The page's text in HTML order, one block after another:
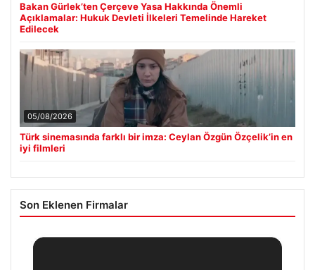
Bakan Gürlek’ten Çerçeve Yasa Hakkında Önemli
Açıklamalar: Hukuk Devleti İlkeleri Temelinde Hareket
Edilecek
05/08/2026
Türk sinemasında farklı bir imza: Ceylan Özgün Özçelik’in en
iyi filmleri
Son Eklenen Firmalar